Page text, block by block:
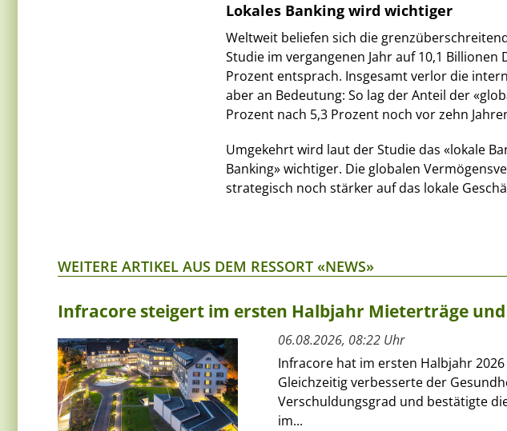
Lokales Banking wird wichtiger
Weltweit beliefen sich die
Studie im vergangenen Jahr auf 10,1 Billionen
Prozent entsprach. Insgesamt verlor die
aber an Bedeutung: So lag der Anteil der
Prozent nach 5,3 Prozent noch vor zehn
Umgekehrt wird laut der Studie das «lokale
Banking» wichtiger. Die globalen
strategisch noch stärker auf das lokale
WEITERE ARTIKEL AUS DEM RESSORT «NEWS»
Infracore steigert im ersten Halbjahr Mieterträge
06.08.2026, 08:22 Uhr
Infracore hat im ersten Halbjahr
Gleichzeitig verbesserte der
Verschuldungsgrad und bestätigte
im...